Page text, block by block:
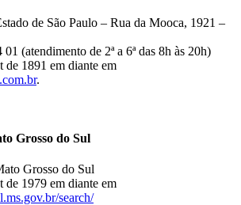
de São Paulo – Rua da Mooca, 1921 –
(atendimento de 2ª a 6ª das 8h às 20h)
1891 em diante em
.
Grosso do Sul
Grosso do Sul
1979 em diante em
search/